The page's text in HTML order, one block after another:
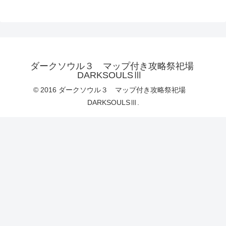
ダークソウル３ マップ付き攻略祭祀場
DARKSOULSⅢ
© 2016 ダークソウル３ マップ付き攻略祭祀場
DARKSOULSⅢ.